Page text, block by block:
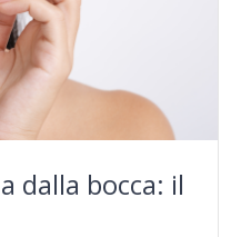
dalla bocca: il